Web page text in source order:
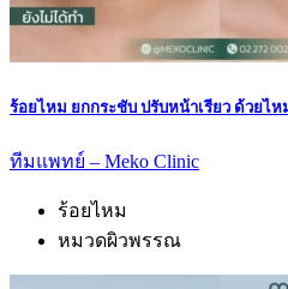
ร้อยไหม ยกกระชับ ปรับหน้าเรียว ด้วยไ
ทีมแพทย์ – Meko Clinic
ร้อยไหม
หมวดผิวพรรณ